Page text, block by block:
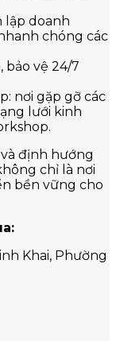
lập doanh
chóng các
bảo vệ 24/7
nơi gặp gỡ các
lưới kinh
định hướng
chỉ là nơi
bền vững cho
Khai, Phường